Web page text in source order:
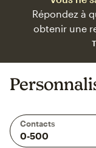
Répondez à
obtenir une
Contacts